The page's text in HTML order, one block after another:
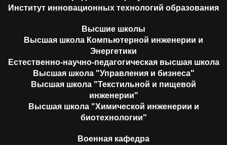
Институт инновационных технологий образования
Высшие школы
Высшая школа Компьютерной инженерии и
Энергетики
Естественно-научно-педагогическая высшая школа
Высшая школа "Управления и бизнеса"
Высшая школа "Текстильной и пищевой
инженерии"
Высшая школа "Химической инженерии и
биотехнологии"
Военная кафедра